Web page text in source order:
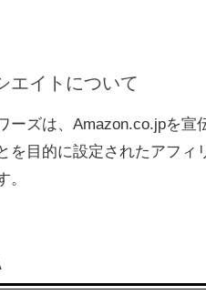
エイトについて
ーズは、Amazon.co.jpを
を目的に設定されたアフィ
。